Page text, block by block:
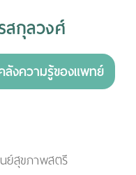
กุลวงศ์
งความรู้ของแพทย์
สุขภาพสตรี